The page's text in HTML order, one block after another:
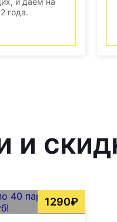
года.
и
1290₽